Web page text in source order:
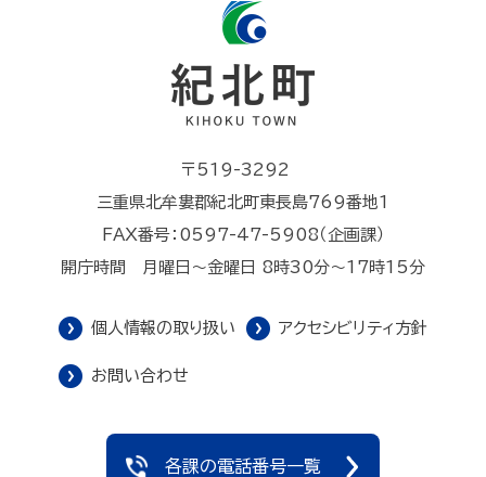
〒519-3292
三重県北牟婁郡紀北町東長島769番地1
FAX番号：0597-47-5908（企画課）
開庁時間 月曜日～金曜日 8時30分～17時15分
個人情報の取り扱い アクセシビリティ方針
お問い合わせ
各課の電話番号一覧